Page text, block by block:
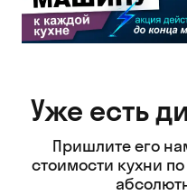
Уже есть
Пришлите его
стоимости кухни